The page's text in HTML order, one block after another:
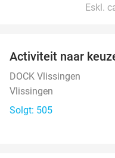
Eskl.
Activiteit naar
DOCK Vlissingen
Vlissingen
Solgt: 505